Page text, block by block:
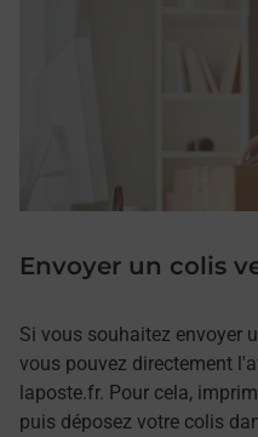
Envoyer un colis
Si vous souhaitez envoyer
vous pouvez directement
laposte.fr. Pour cela,
puis déposez votre colis